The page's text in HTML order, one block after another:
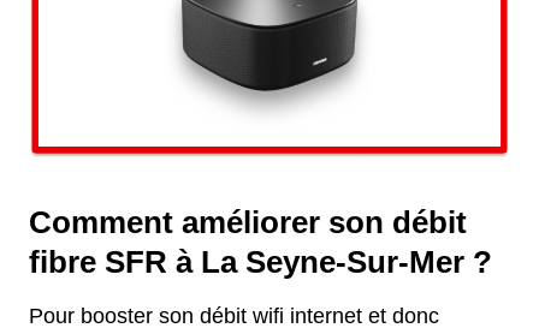
Comment améliorer son débit
fibre SFR à La Seyne-Sur-Mer ?
Pour booster son débit wifi internet et donc